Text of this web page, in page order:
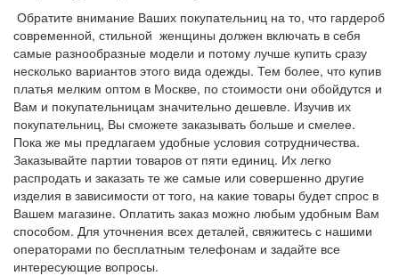
Обратите внимание Ваших покупательниц на то, что гардероб
современной, стильной женщины должен включать в себя
самые разнообразные модели и потому лучше купить сразу
несколько вариантов этого вида одежды. Тем более, что купив
платья мелким оптом в Москве, по стоимости они обойдутся и
Вам и покупательницам значительно дешевле. Изучив их
покупательниц, Вы сможете заказывать больше и смелее.
Пока же мы предлагаем удобные условия сотрудничества.
Заказывайте партии товаров от пяти единиц. Их легко
распродать и заказать те же самые или совершенно другие
изделия в зависимости от того, на какие товары будет спрос в
Вашем магазине. Оплатить заказ можно любым удобным Вам
способом. Для уточнения всех деталей, свяжитесь с нашими
операторами по бесплатным телефонам и задайте все
интересующие вопросы.